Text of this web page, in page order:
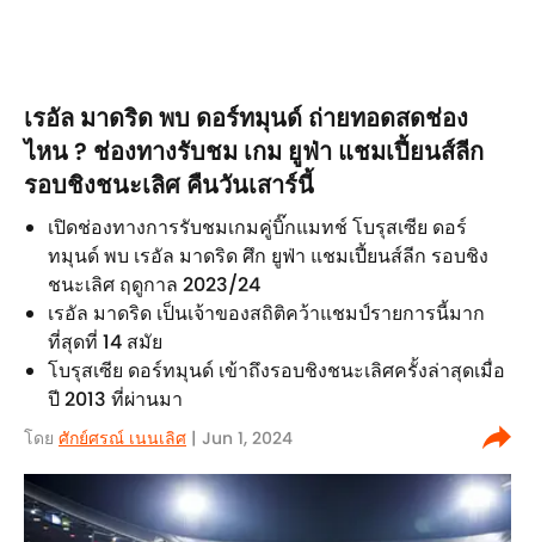
เรอัล มาดริด พบ ดอร์ทมุนด์ ถ่ายทอดสดช่อง
ไหน ? ช่องทางรับชม เกม ยูฟ่า แชมเปี้ยนส์ลีก
รอบชิงชนะเลิศ คืนวันเสาร์นี้
เปิดช่องทางการรับชมเกมคู่บิ๊กแมทช์ โบรุสเซีย ดอร์
ทมุนด์ พบ เรอัล มาดริด ศึก ยูฟ่า แชมเปี้ยนส์ลีก รอบชิง
ชนะเลิศ ฤดูกาล 2023/24
เรอัล มาดริด เป็นเจ้าของสถิติคว้าแชมป์รายการนี้มาก
ที่สุดที่ 14 สมัย
โบรุสเซีย ดอร์ทมุนด์ เข้าถึงรอบชิงชนะเลิศครั้งล่าสุดเมื่อ
ปี 2013 ที่ผ่านมา
โดย ศักย์ศรณ์ เนนเลิศ | Jun 1, 2024